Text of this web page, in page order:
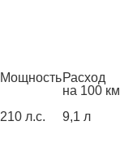
МощностьРасход
на 100 км
210 л.с. 9,1 л